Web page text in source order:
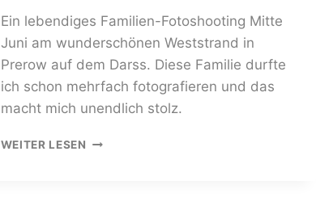
Ein lebendiges Familien-Fotoshooting Mitte
Juni am wunderschönen Weststrand in
Prerow auf dem Darss. Diese Familie durfte
ich schon mehrfach fotografieren und das
macht mich unendlich stolz.
WEITER LESEN FAMILIEN-